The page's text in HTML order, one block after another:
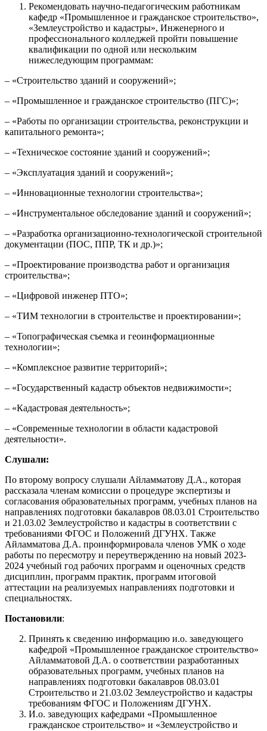
Рекомендовать научно-педагогическим работникам
кафедр «Промышленное и гражданское строительство»,
«Землеустройство и кадастры», Инженерного и
профессионального колледжей пройти повышение
квалификации по одной или нескольким
нижеследующим программам:
– «Строительство зданий и сооружений»;
– «Промышленное и гражданское строительство (ПГС)»;
– «Работы по организации строительства, реконструкции и
капитального ремонта»;
– «Техническое состояние зданий и сооружений»;
– «Эксплуатация зданий и сооружений»;
– «Инновационные технологии строительства»;
– «Инструментальное обследование зданий и сооружений»;
– «Разработка организационно-технологической строительной
документации (ПОС, ППР, ТК и др.)»;
– «Проектирование производства работ и организация
строительства»;
– «Цифровой инженер ПТО»;
– «ТИМ технологии в строительстве и проектировании»;
– «Топографическая съемка и геоинформационные
технологии»;
– «Комплексное развитие территорий»;
– «Государственный кадастр объектов недвижимости»;
– «Кадастровая деятельность»;
– «Современные технологии в области кадастровой
деятельности».
Слушали:
По второму вопросу слушали Айламматову Д.А., которая
рассказала членам комиссии о процедуре экспертизы и
согласования образовательных программ, учебных планов на
направлениях подготовки бакалавров 08.03.01 Строительство
и 21.03.02 Землеустройство и кадастры в соответствии с
требованиями ФГОС и Положений ДГУНХ. Также
Айламматова Д.А. проинформировала членов УМК о ходе
работы по пересмотру и переутверждению на новый 2023-
2024 учебный год рабочих программ и оценочных средств
дисциплин, программ практик, программ итоговой
аттестации на реализуемых направлениях подготовки и
специальностях.
Постановили:
Принять к сведению информацию и.о. заведующего
кафедрой «Промышленное гражданское строительство»
Айламматовой Д.А. о соответствии разработанных
образовательных программ, учебных планов на
направлениях подготовки бакалавров 08.03.01
Строительство и 21.03.02 Землеустройство и кадастры
требованиям ФГОС и Положениям ДГУНХ.
И.о. заведующих кафедрами «Промышленное
гражданское строительство» и «Землеустройство и